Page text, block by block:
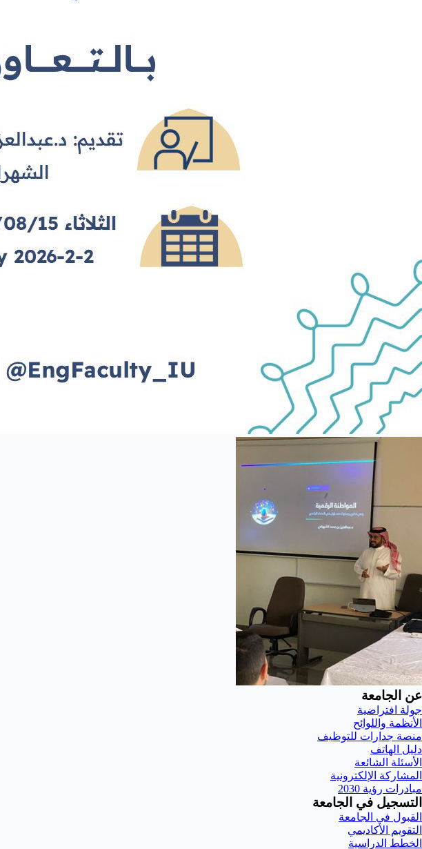
عن الجامعة
جولة افتراضية
الأنظمة واللوائح
منصة جدارات للتوظيف
دليل الهاتف
الأسئلة الشائعة
المشاركة الإلكترونية
مبادرات رؤية 2030
التسجيل في الجامعة
القبول في الجامعة
التقويم الأكاديمي
الخطط الدراسية